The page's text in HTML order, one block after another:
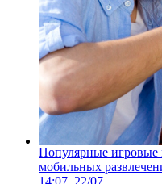
Популярные игровые
мобильных
14:07, 22/07